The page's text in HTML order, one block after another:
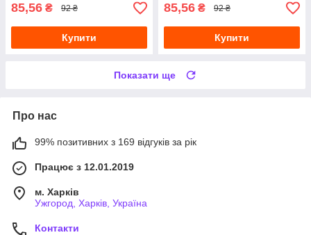
85,56 ₴ 92 ₴
Купити
85,56 ₴ 92 ₴
Купити
Показати ще
Про нас
99% позитивних з 169 відгуків за рік
Працює з 12.01.2019
м. Харків
Ужгород, Харків, Україна
Контакти